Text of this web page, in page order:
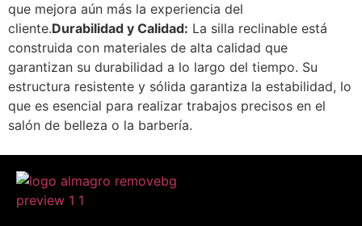
que mejora aún más la experiencia del
cliente.Durabilidad y Calidad: La silla reclinable está
construida con materiales de alta calidad que
garantizan su durabilidad a lo largo del tiempo. Su
estructura resistente y sólida garantiza la estabilidad, lo
que es esencial para realizar trabajos precisos en el
salón de belleza o la barbería.